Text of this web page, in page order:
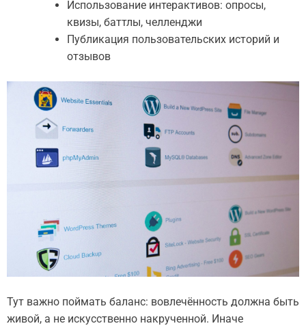
Использование интерактивов: опросы,
квизы, баттлы, челленджи
Публикация пользовательских историй и
отзывов
Тут важно поймать баланс: вовлечённость должна быть
живой, а не искусственно накрученной. Иначе